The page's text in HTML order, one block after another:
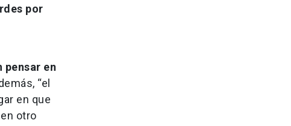
por
pensar en
“el
en que
otro